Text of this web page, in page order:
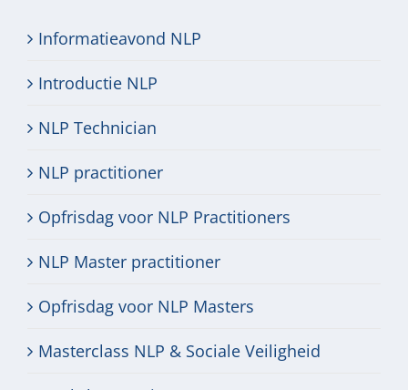
Informatieavond NLP
Introductie NLP
NLP Technician
NLP practitioner
Opfrisdag voor NLP Practitioners
NLP Master practitioner
Opfrisdag voor NLP Masters
Masterclass NLP & Sociale Veiligheid